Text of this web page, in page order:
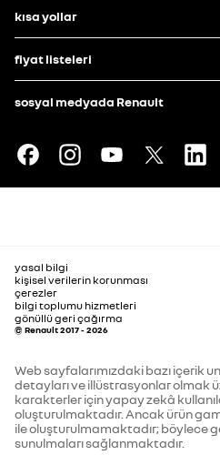
kısa yollar
fiyat listeleri
sosyal medyada Renault
yasal bilgi
kişisel verilerin korunması
çerezler
bilgi toplumu hizmetleri
gönüllü geri çağırma
© Renault 2017 - 2026
Web sayfalarımızdaki bazı içerik
detayları ve illüstrasyonlar olmak
karakterler için yapay zekâ
oluşturulmaktadır. Ancak ürün
ile oluşturulmamaktadır; böylece
sunulmaları sağlanmaktadır.